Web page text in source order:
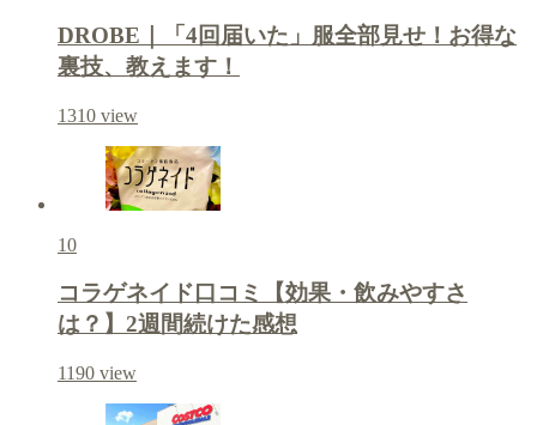
DROBE｜「4回届いた」服全部見せ！お得な
裏技、教えます！
1310 view
10
コラゲネイド口コミ【効果・飲みやすさ
は？】2週間続けた感想
1190 view